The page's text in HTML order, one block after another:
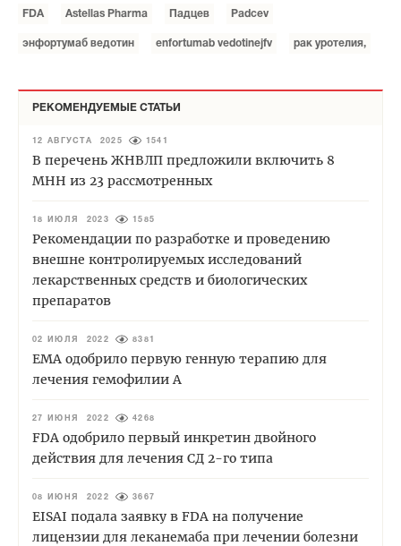
FDA Astellas Pharma Падцев Padcev
энфортумаб ведотин enfortumab vedotinejfv рак уротелия,
РЕКОМЕНДУЕМЫЕ СТАТЬИ
12 АВГУСТА 2025 1541
В перечень ЖНВЛП предложили включить 8
МНН из 23 рассмотренных
18 ИЮЛЯ 2023 1585
Рекомендации по разработке и проведению
внешне контролируемых исследований
лекарственных средств и биологических
препаратов
02 ИЮЛЯ 2022 8381
EMA одобрило первую генную терапию для
лечения гемофилии А
27 ИЮНЯ 2022 4268
FDA одобрило первый инкретин двойного
действия для лечения СД 2-го типа
08 ИЮНЯ 2022 3667
EISAI подала заявку в FDA на получение
лицензии для леканемаба при лечении болезни